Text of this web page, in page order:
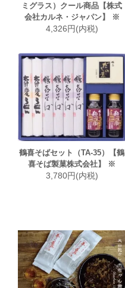
ミグラス）クール商品【株式
会社カルネ・ジャパン】 ※
4,326円(内税)
鶴喜そばセット（TA-35）【鶴
喜そば製菓株式会社】 ※
3,780円(内税)